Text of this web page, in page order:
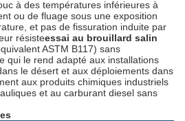
à des températures inférieures à
ou de fluage sous une exposition
et pas de fissuration induite par
résisteessai au brouillard salin
ASTM B117) sans
qui le rend adapté aux installations
le désert et aux déploiements dans
aux produits chimiques industriels
et au carburant diesel sans